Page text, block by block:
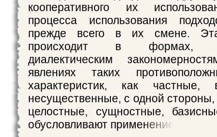
кооперативного их
процесса использования
прежде всего в их смене.
происходит в формах,
диалектическим
явлениях таких
характеристик, как частные,
несущественные, с одной
целостные, сущностные,
обусловливают применение